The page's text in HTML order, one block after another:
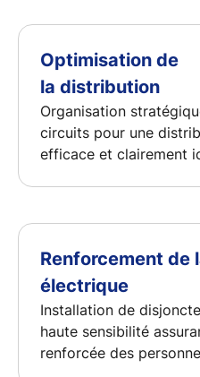
Optimisation de
la distribution
Organisation
circuits pour une
efficace et clairement
Renforcement de
électrique
Installation de
haute sensibilité
renforcée des